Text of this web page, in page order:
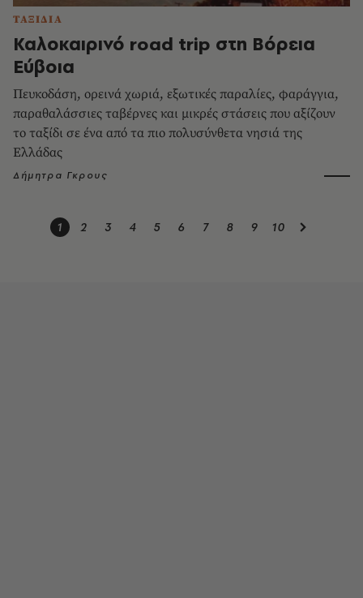
ΤΑΞΙΔΙΑ
Καλοκαιρινό road trip στη Βόρεια
Εύβοια
Πευκοδάση, ορεινά χωριά, εξωτικές παραλίες, φαράγγια,
παραθαλάσσιες ταβέρνες και μικρές στάσεις που αξίζουν
το ταξίδι σε ένα από τα πιο πολυσύνθετα νησιά της
Ελλάδας
Δήμητρα Γκρους
1 2 3 4 5 6 7 8 9 10